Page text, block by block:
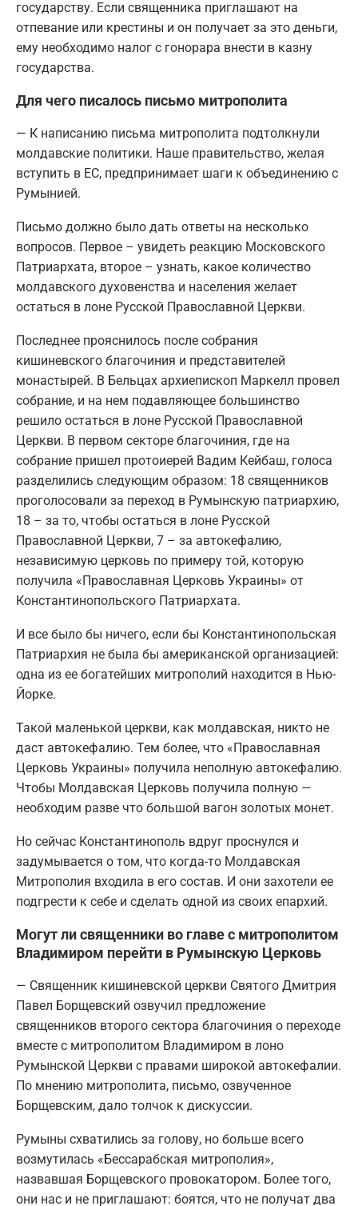
государству. Если священника приглашают на
отпевание или крестины и он получает за это деньги,
ему необходимо налог с гонорара внести в казну
государства.
Для чего писалось письмо митрополита
— К написанию письма митрополита подтолкнули
молдавские политики. Наше правительство, желая
вступить в ЕС, предпринимает шаги к объединению с
Румынией.
Письмо должно было дать ответы на несколько
вопросов. Первое – увидеть реакцию Московского
Патриархата, второе – узнать, какое количество
молдавского духовенства и населения желает
остаться в лоне Русской Православной Церкви.
Последнее прояснилось после собрания
кишиневского благочиния и представителей
монастырей. В Бельцах архиепископ Маркелл провел
собрание, и на нем подавляющее большинство
решило остаться в лоне Русской Православной
Церкви. В первом секторе благочиния, где на
собрание пришел протоиерей Вадим Кейбаш, голоса
разделились следующим образом: 18 священников
проголосовали за переход в Румынскую патриархию,
18 – за то, чтобы остаться в лоне Русской
Православной Церкви, 7 – за автокефалию,
независимую церковь по примеру той, которую
получила «Православная Церковь Украины» от
Константинопольского Патриархата.
И все было бы ничего, если бы Константинопольская
Патриархия не была бы американской организацией:
одна из ее богатейших митрополий находится в Нью-
Йорке.
Такой маленькой церкви, как молдавская, никто не
даст автокефалию. Тем более, что «Православная
Церковь Украины» получила неполную автокефалию.
Чтобы Молдавская Церковь получила полную —
необходим разве что большой вагон золотых монет.
Но сейчас Константинополь вдруг проснулся и
задумывается о том, что когда-то Молдавская
Митрополия входила в его состав. И они захотели ее
подгрести к себе и сделать одной из своих епархий.
Могут ли священники во главе с митрополитом
Владимиром перейти в Румынскую Церковь
— Священник кишиневской церкви Святого Дмитрия
Павел Борщевский озвучил предложение
священников второго сектора благочиния о переходе
вместе с митрополитом Владимиром в лоно
Румынской Церкви с правами широкой автокефалии.
По мнению митрополита, письмо, озвученное
Борщевским, дало толчок к дискуссии.
Румыны схватились за голову, но больше всего
возмутилась «Бессарабская митрополия»,
назвавшая Борщевского провокатором. Более того,
они нас и не приглашают: боятся, что не получат два